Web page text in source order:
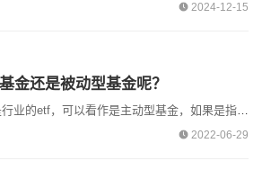
[杭州]用户的【在线咨询】
[临沂]用户的【在线咨询】
2024-12-15
金还是被动型基金呢？
你好，这个要分，如果是行业的etf，可以看作是主动型基金，如果是指数的etf，可以看作是被动跟踪的基金。
2022-06-29